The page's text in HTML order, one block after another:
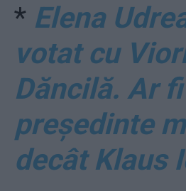
* Elena
votat cu
Dăncilă. Ar
președinte
decât Klaus